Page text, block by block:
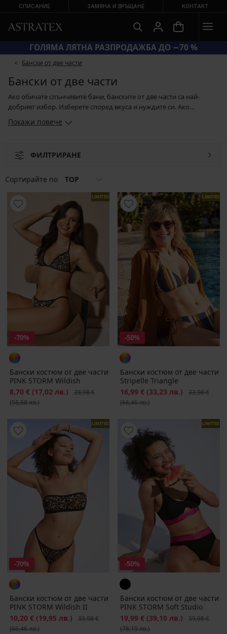
СПИСАНИЕ ЗАМЯНА И ВРЪЩАНЕ КОНТАКТ
КОД BRA20 = СУТИЕНИ −20 %
Бански от две части
Бански от две части
Ако обичате слънчевите бани, банските от две части са най-
добрият избор. Изберете според вкуса и нуждите си. Ако
части. Гарантира Ви великолепно деколте. Имате по-голям бюст
създадени така, че да осигуряват надеждна опора на големия
класически модели с по-висока или по-ниска талия, долнища с
Покажи повече
ФИЛТРИРАНЕ
Сортирайте по TOP
LIMITED
-70%
Бански костюм от две части
PINK STORM Wildish
Намаление
8,70 € (17,02 лв.) Първоначална цена
28,98 €
(56,68 лв.)
LIMITED
-50%
Бански костюм от две части
Stripelle Triangle
Намаление
16,99 € (33,23 лв.)
33,98 €
(66,46 лв.)
LIMITED
-70%
Бански костюм от две части
PINK STORM Wildish II
Намаление
10,20 € (19,95 лв.) Първоначална цена
33,98 €
(66,46 лв.)
LIMITED
-50%
Бански костюм от две части
PINK STORM Soft Studio
Намаление
19,99 € (39,10 лв.)
39,98 €
(78,19 лв.)